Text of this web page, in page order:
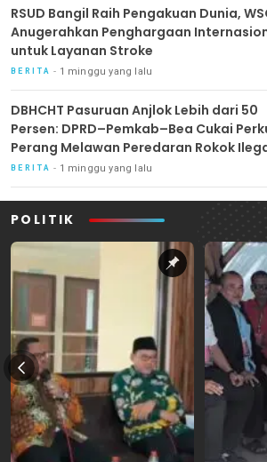
RSUD Bangil Raih Pengakuan Dunia,
Anugerahkan Penghargaan
untuk Layanan Stroke
BERITA 1 minggu yang lalu
DBHCHT Pasuruan Anjlok Lebih dari 50
Persen: DPRD–Pemkab–Bea Cukai
Perang Melawan Peredaran Rokok
BERITA 1 minggu yang lalu
POLITIK